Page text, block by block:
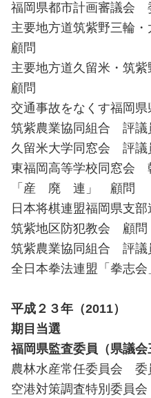
福岡県都市計画審議会
主要地方道筑紫野三輪
顧問
主要地方道久留米・筑
顧問
交通事故をなくす福岡
筑紫農業協同組合 評議
久留米大学同窓会 評議
東福岡高等学校同窓会
「産 廃 連」 顧問
日本将棋連盟福岡県支
筑紫地区防犯教会 顧問
筑紫農業協同組合 評議
全日本拳法連盟「拳志
平成２３年（2011）
期目当選
福岡県監査委員（県議会
農林水産常任委員会 委
空港対策調査特別委員